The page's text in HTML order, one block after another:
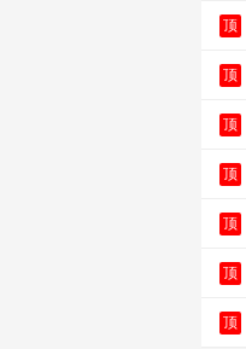
顶
顶
顶
顶
顶
顶
顶